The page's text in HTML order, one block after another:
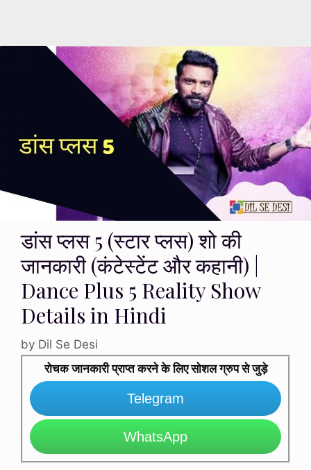
डांस प्लस 5 (स्टार प्लस) शो की
जानकारी (कंटेस्टेंट और कहानी) |
Dance Plus 5 Reality Show
Details in Hindi
by Dil Se Desi
रोचक जानकारी प्राप्त करने के लिए सोशल ग्रुप से जुड़े
Telegram
WhatsApp